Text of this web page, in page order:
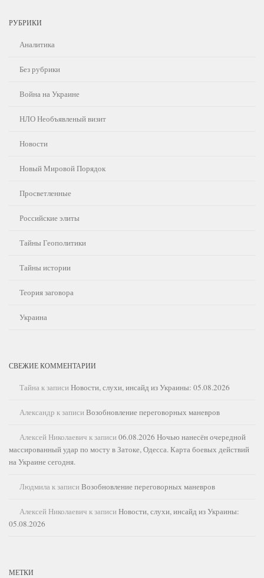
РУБРИКИ
Аналитика
Без рубрики
Война на Украине
НЛО Необъявленый визит
Новости
Новый Мировой Порядок
Просветленные
Российские элиты
Тайны Геополитики
Тайны истории
Теория заговора
Украина
СВЕЖИЕ КОММЕНТАРИИ
Тайна к записи Новости, слухи, инсайд из Украины: 05.08.2026
Александр к записи Возобновление переговорных маневров
Алексей Николаевич к записи 06.08.2026 Ночью нанесён очередной
массированный удар по мосту в Затоке, Одесса. Карта боевых действий
на Украине сегодня.
Людмила к записи Возобновление переговорных маневров
Алексей Николаевич к записи Новости, слухи, инсайд из Украины:
05.08.2026
МЕТКИ